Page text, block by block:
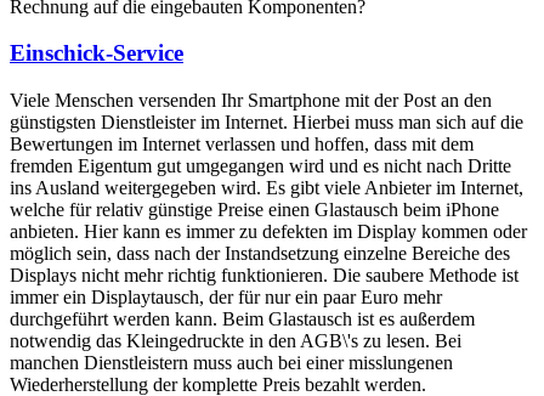
Rechnung auf die eingebauten Komponenten?
Einschick-Service
Viele Menschen versenden Ihr Smartphone mit der Post an den
günstigsten Dienstleister im Internet. Hierbei muss man sich auf die
Bewertungen im Internet verlassen und hoffen, dass mit dem
fremden Eigentum gut umgegangen wird und es nicht nach Dritte
ins Ausland weitergegeben wird. Es gibt viele Anbieter im Internet,
welche für relativ günstige Preise einen Glastausch beim iPhone
anbieten. Hier kann es immer zu defekten im Display kommen oder
möglich sein, dass nach der Instandsetzung einzelne Bereiche des
Displays nicht mehr richtig funktionieren. Die saubere Methode ist
immer ein Displaytausch, der für nur ein paar Euro mehr
durchgeführt werden kann. Beim Glastausch ist es außerdem
notwendig das Kleingedruckte in den AGB\'s zu lesen. Bei
manchen Dienstleistern muss auch bei einer misslungenen
Wiederherstellung der komplette Preis bezahlt werden.